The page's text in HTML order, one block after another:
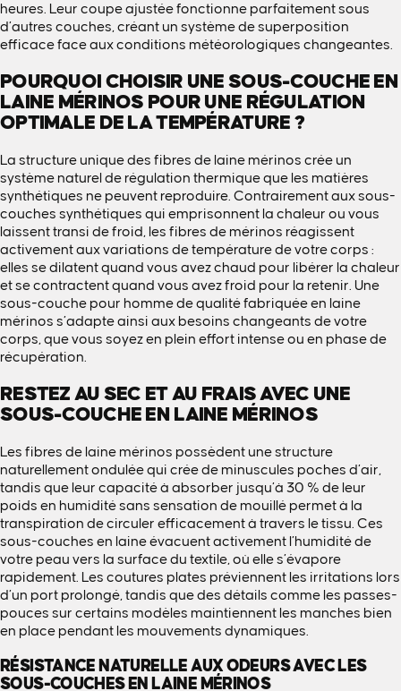
heures. Leur coupe ajustée fonctionne parfaitement sous
d’autres couches, créant un système de superposition
efficace face aux conditions météorologiques changeantes.
POURQUOI CHOISIR UNE SOUS-COUCHE EN
LAINE MÉRINOS POUR UNE RÉGULATION
OPTIMALE DE LA TEMPÉRATURE ?
La structure unique des fibres de laine mérinos crée un
système naturel de régulation thermique que les matières
synthétiques ne peuvent reproduire. Contrairement aux sous-
couches synthétiques qui emprisonnent la chaleur ou vous
laissent transi de froid, les fibres de mérinos réagissent
activement aux variations de température de votre corps :
elles se dilatent quand vous avez chaud pour libérer la chaleur
et se contractent quand vous avez froid pour la retenir. Une
sous-couche pour homme de qualité fabriquée en laine
mérinos s’adapte ainsi aux besoins changeants de votre
corps, que vous soyez en plein effort intense ou en phase de
récupération.
RESTEZ AU SEC ET AU FRAIS AVEC UNE
SOUS-COUCHE EN LAINE MÉRINOS
Les fibres de laine mérinos possèdent une structure
naturellement ondulée qui crée de minuscules poches d’air,
tandis que leur capacité à absorber jusqu’à 30 % de leur
poids en humidité sans sensation de mouillé permet à la
transpiration de circuler efficacement à travers le tissu. Ces
sous-couches en laine évacuent activement l’humidité de
votre peau vers la surface du textile, où elle s’évapore
rapidement. Les coutures plates préviennent les irritations lors
d’un port prolongé, tandis que des détails comme les passes-
pouces sur certains modèles maintiennent les manches bien
en place pendant les mouvements dynamiques.
RÉSISTANCE NATURELLE AUX ODEURS AVEC LES
SOUS-COUCHES EN LAINE MÉRINOS